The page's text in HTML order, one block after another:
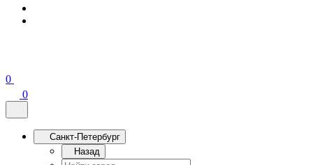
0
0
Санкт-Петербург
Назад